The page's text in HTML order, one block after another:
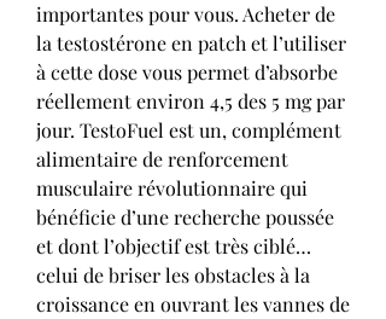
importantes pour vous. Acheter de
la testostérone en patch et l’utiliser
à cette dose vous permet d’absorbe
réellement environ 4,5 des 5 mg par
jour. TestoFuel est un, complément
alimentaire de renforcement
musculaire révolutionnaire qui
bénéficie d’une recherche poussée
et dont l’objectif est très ciblé…
celui de briser les obstacles à la
croissance en ouvrant les vannes de